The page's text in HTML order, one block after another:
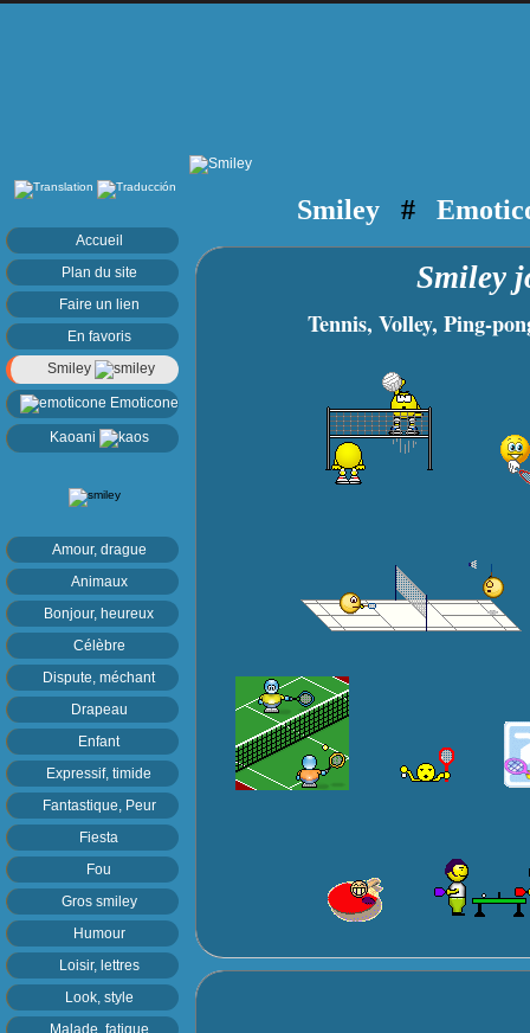
Accueil
Plan du site
Faire un lien
En favoris
Smiley
Emoticone
Kaoani
Amour, drague
Animaux
Bonjour, heureux
Célèbre
Dispute, méchant
Drapeau
Enfant
Expressif, timide
Fantastique, Peur
Fiesta
Fou
Gros smiley
Humour
Loisir, lettres
Look, style
Malade, fatigue
Smiley#
Smiley
Tennis, Volley, Ping-